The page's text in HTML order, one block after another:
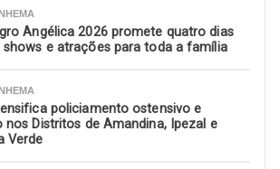
Angélica 2026 promete quatro dias
shows e atrações para toda a família
policiamento ostensivo e
nos Distritos de Amandina, Ipezal e
Verde